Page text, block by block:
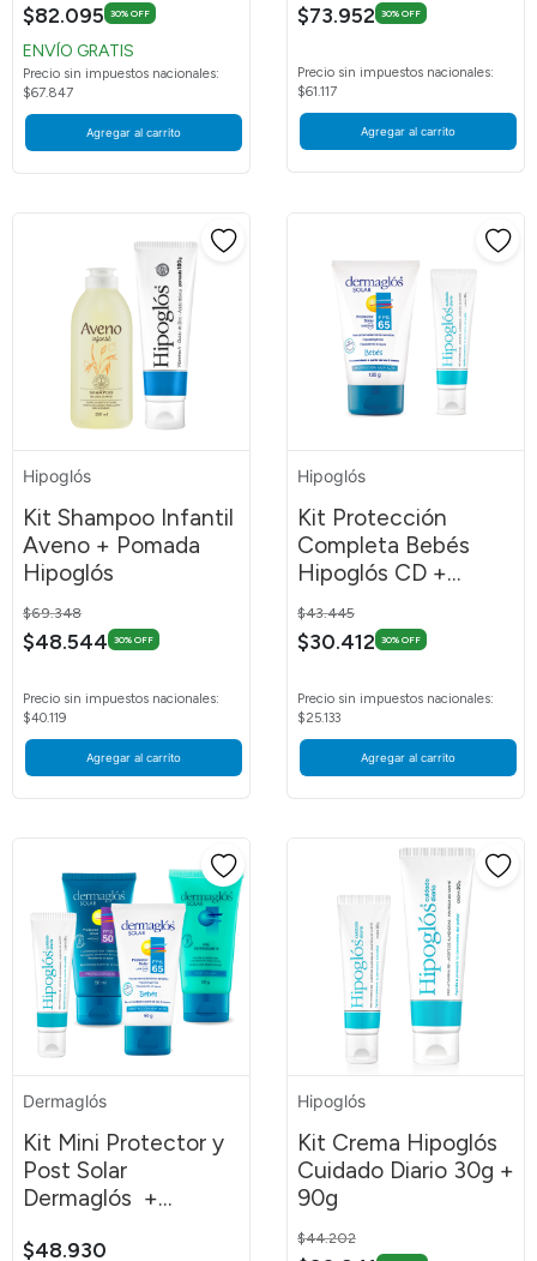
$82.095 30% OFF
ENVÍO GRATIS
Precio sin impuestos nacionales:
$67.847
Agregar al carrito
$73.952 30% OFF
Precio sin impuestos nacionales:
$61.117
Agregar al carrito
Hipoglós
Kit Shampoo Infantil
Aveno + Pomada
Hipoglós
Price reduced from
$69.348
$48.544 30% OFF
Precio sin impuestos nacionales:
$40.119
Agregar al carrito
Hipoglós
Kit Protección
Completa Bebés
Hipoglós CD +
Dermaglós Solar
Price reduced from
$43.445
$30.412 30% OFF
Precio sin impuestos nacionales:
$25.133
Agregar al carrito
Dermaglós
Kit Mini Protector y
Post Solar
Dermaglós +
$48.930
Hipoglós
Kit Crema Hipoglós
Cuidado Diario 30g +
90g
Price reduced from
$44.202